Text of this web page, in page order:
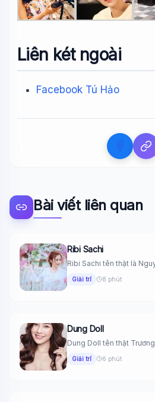
Liên két ngoài
Facebook Tú Hảo
Bài viết liên quan
Ribi Sachi
Ribi Sachi tên thật là
Giải trí 8 phút
Dung Doll
Dung Doll tên thật
Giải trí 6 phút